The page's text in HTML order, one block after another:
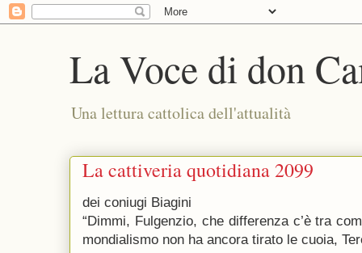
La Voce di don
Una lettura cattolica dell'attualità
La cattiveria quotidiana 2099
dei coniugi Biagini
“Dimmi, Fulgenzio, che differenza c’è tra
mondialismo non ha ancora tirato le cuoia,